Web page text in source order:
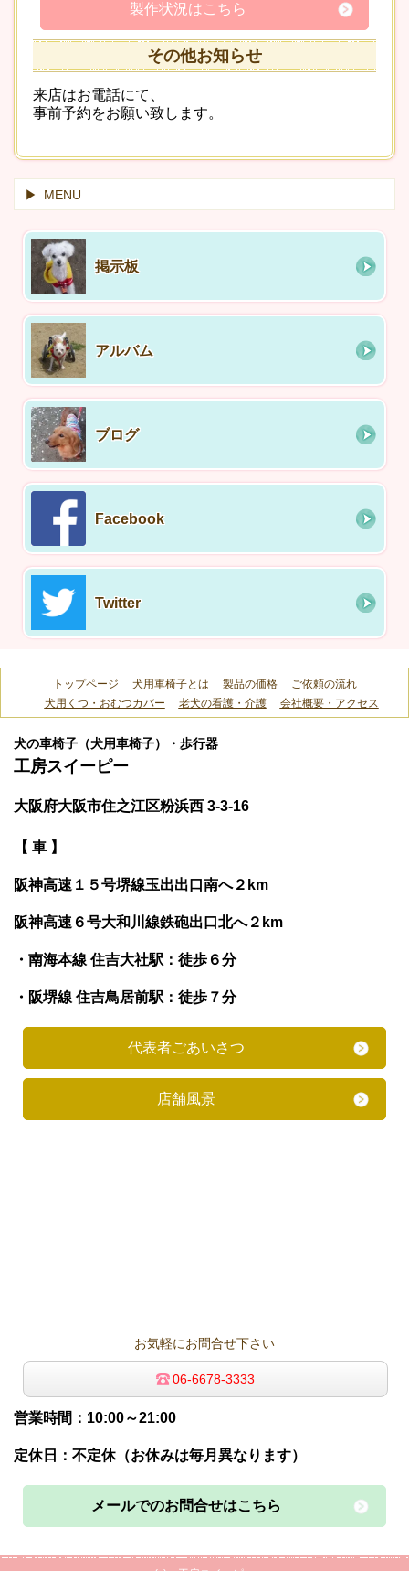
製作状況はこちら
その他お知らせ
来店はお電話にて、
事前予約をお願い致します。
MENU
掲示板
アルバム
ブログ
Facebook
Twitter
トップページ 犬用車椅子とは 製品の価格
ご依頼の流れ
犬用くつ・おむつカバー
老犬の看護・介護 会社概要・アクセス
犬の車椅子（犬用車椅子）・歩行器
工房スイーピー
大阪府大阪市住之江区粉浜西 3-3-16
【 車 】
阪神高速１５号堺線玉出出口南へ２km
阪神高速６号大和川線鉄砲出口北へ２km
・南海本線 住吉大社駅：徒歩６分
・阪堺線 住吉鳥居前駅：徒歩７分
代表者ごあいさつ
店舗風景
お気軽にお問合せ下さい
06-6678-3333
営業時間：10:00～21:00
定休日：不定休（お休みは毎月異なります）
メールでのお問合せはこちら